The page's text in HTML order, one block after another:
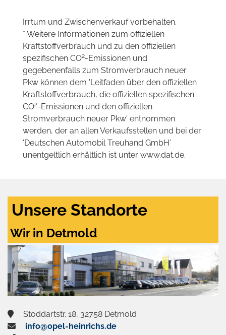
Irrtum und Zwischenverkauf vorbehalten.
* Weitere Informationen zum offiziellen
Kraftstoffverbrauch und zu den offiziellen
spezifischen CO2-Emissionen und
gegebenenfalls zum Stromverbrauch neuer
Pkw können dem 'Leitfaden über den offiziellen
Kraftstoffverbrauch, die offiziellen spezifischen
CO2-Emissionen und den offiziellen
Stromverbrauch neuer Pkw' entnommen
werden, der an allen Verkaufsstellen und bei der
'Deutschen Automobil Treuhand GmbH'
unentgeltlich erhältlich ist unter www.dat.de.
Unsere Standorte
Wir in Detmold
Stoddartstr. 18, 32758 Detmold
info@opel-heinrichs.de